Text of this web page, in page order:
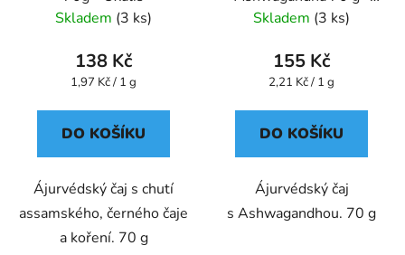
Skladem (3 ks)
138 Kč
Měrná
1,97 Kč / 1 g
DO KOŠÍKU
Ájurvédský čaj s chutí
assamského, černého čaje
a koření. 70 g
Oxalis
Skladem (3 ks)
155 Kč
Měrná
2,21 Kč / 1 g
DO KOŠÍKU
Ájurvédský čaj
s Ashwagandhou. 70 g